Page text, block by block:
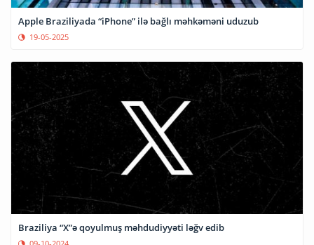
Apple Braziliyada “iPhone” ilə bağlı məhkəməni uduzub
19-05-2025
Braziliya “X”ə qoyulmuş məhdudiyyəti ləğv edib